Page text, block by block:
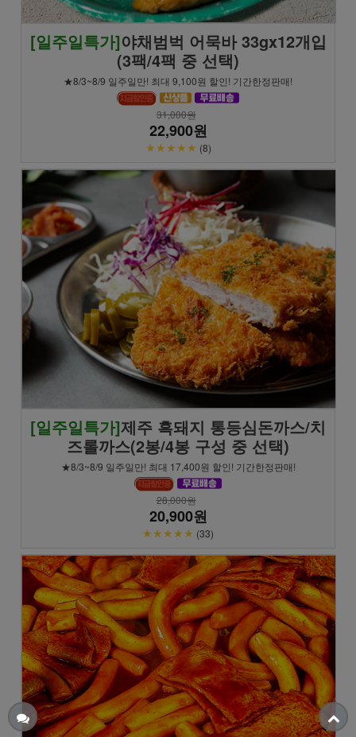
[일주일특가]야채범벅 어묵바 33gx12개입
(3팩/4팩 중 선택)
★8/3~8/9 일주일만! 최대 9,100원 할인! 기간한정판매!
31,000원
22,900원
★★★★★ (8)
[일주일특가]제주 흑돼지 통등심돈까스/치
즈롤까스(2봉/4봉 구성 중 선택)
★8/3~8/9 일주일만! 최대 17,400원 할인! 기간한정판매!
28,000원
20,900원
★★★★★ (33)